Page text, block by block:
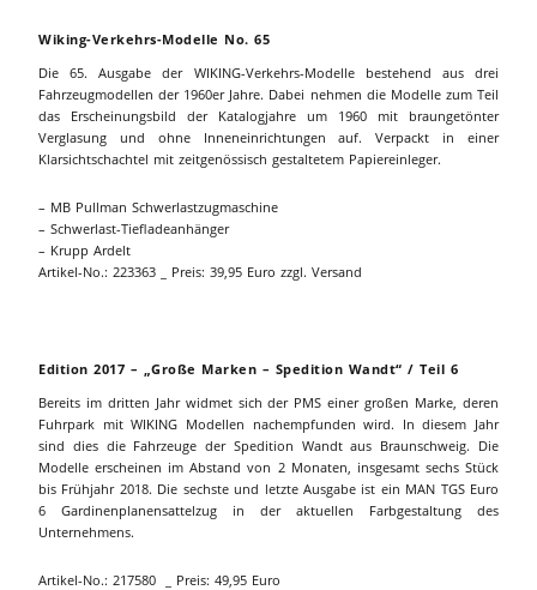
Wiking-Verkehrs-Modelle No. 65
Die 65. Ausgabe der WIKING-Verkehrs-Modelle bestehend aus drei
Fahrzeugmodellen der 1960er Jahre. Dabei nehmen die Modelle zum Teil
das Erscheinungsbild der Katalogjahre um 1960 mit braungetönter
Verglasung und ohne Inneneinrichtungen auf. Verpackt in einer
Klarsichtschachtel mit zeitgenössisch gestaltetem Papiereinleger.
– MB Pullman Schwerlastzugmaschine
– Schwerlast-Tiefladeanhänger
– Krupp Ardelt
Artikel-No.: 223363 _ Preis: 39,95 Euro zzgl. Versand
Edition 2017 – „Große Marken – Spedition Wandt“ / Teil 6
Bereits im dritten Jahr widmet sich der PMS einer großen Marke, deren
Fuhrpark mit WIKING Modellen nachempfunden wird. In diesem Jahr
sind dies die Fahrzeuge der Spedition Wandt aus Braunschweig. Die
Modelle erscheinen im Abstand von 2 Monaten, insgesamt sechs Stück
bis Frühjahr 2018. Die sechste und letzte Ausgabe ist ein MAN TGS Euro
6 Gardinenplanensattelzug in der aktuellen Farbgestaltung des
Unternehmens.
Artikel-No.: 217580 _ Preis: 49,95 Euro